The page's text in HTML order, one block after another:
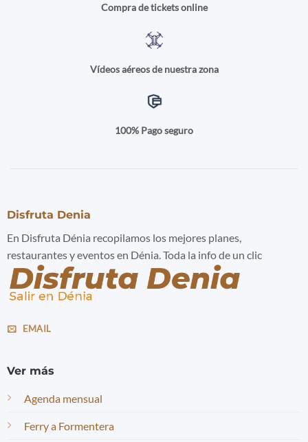
Compra de tickets online
Vídeos aéreos de nuestra zona
100% Pago seguro
Disfruta Denia
En Disfruta Dénia recopilamos los mejores planes,
restaurantes y eventos en Dénia. Toda la info de un clic
EMAIL
Ver más
Agenda mensual
Ferry a Formentera